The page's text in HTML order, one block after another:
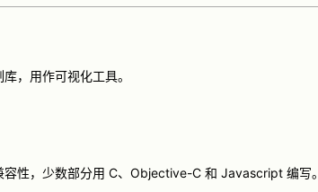
，用作可视化工具。
性，少数部分用 C、Objective-C 和 Javascript 编写